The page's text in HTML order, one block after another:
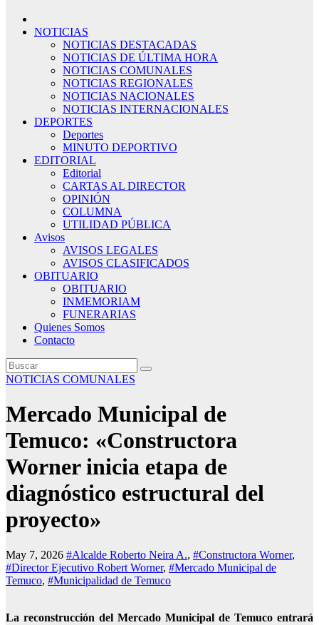
NOTICIAS
NOTICIAS DESTACADAS
NOTICIAS DE ÚLTIMA HORA
NOTICIAS COMUNALES
NOTICIAS REGIONALES
NOTICIAS NACIONALES
NOTICIAS INTERNACIONALES
DEPORTES
Deportes
MINUTO DEPORTIVO
EDITORIAL
Editorial
CARTAS AL DIRECTOR
OPINIÓN
COLUMNA
UTILIDAD PÚBLICA
Avisos
AVISOS LEGALES
AVISOS CLASIFICADOS
OBITUARIO
OBITUARIO
INMEMORIAM
FUNERARIAS
Quienes Somos
Contacto
NOTICIAS COMUNALES
Mercado Municipal de
Temuco: «Constructora
Worner inicia etapa de
diagnóstico estructural del
proyecto»
May 7, 2026 #Alcalde Roberto Neira A., #Constructora Worner,
#Director Ejecutivo Robert Worner, #Mercado Municipal de
Temuco, #Municipalidad de Temuco
La reconstrucción del Mercado Municipal de Temuco entrará